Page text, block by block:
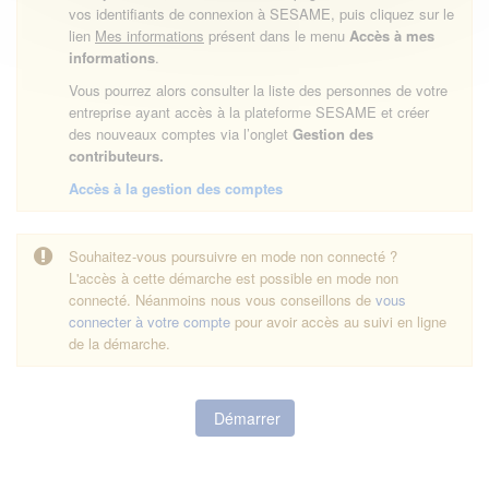
vos identifiants de connexion à SESAME, puis cliquez sur le
lien Mes informations présent dans le menu Accès à mes
informations.
Vous pourrez alors consulter la liste des personnes de votre
entreprise ayant accès à la plateforme SESAME et créer
des nouveaux comptes via l’onglet Gestion des
contributeurs.
Accès à la gestion des comptes
Souhaitez-vous poursuivre en mode non connecté ?
L'accès à cette démarche est possible en mode non
connecté. Néanmoins nous vous conseillons de vous
connecter à votre compte pour avoir accès au suivi en ligne
de la démarche.
Démarrer